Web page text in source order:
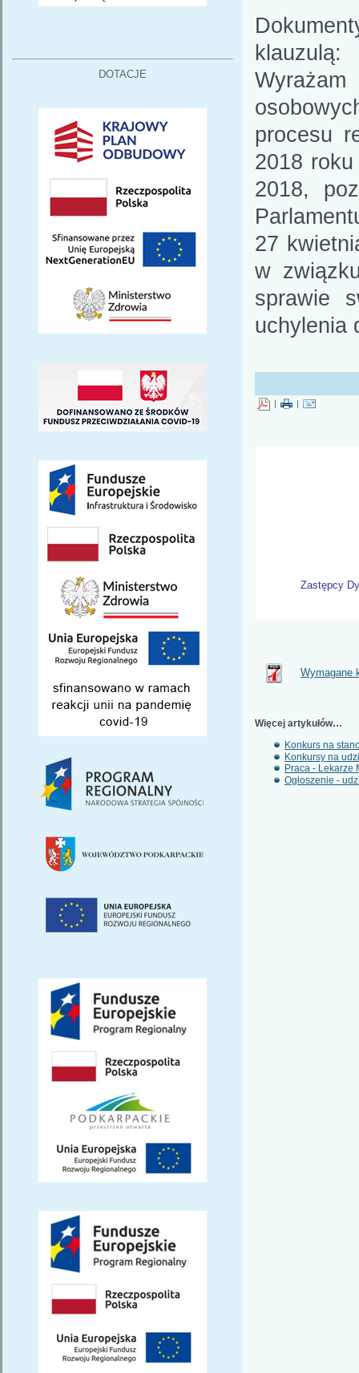
DOTACJE
klauzulą:
procesu
2018
2018,
27
w
sprawie
uchylenia
| |
Zastępcy
Wymagane
Więcej artykułów…
Konkurs na
Konkursy na
Praca - Lekarze
Ogłoszenie -